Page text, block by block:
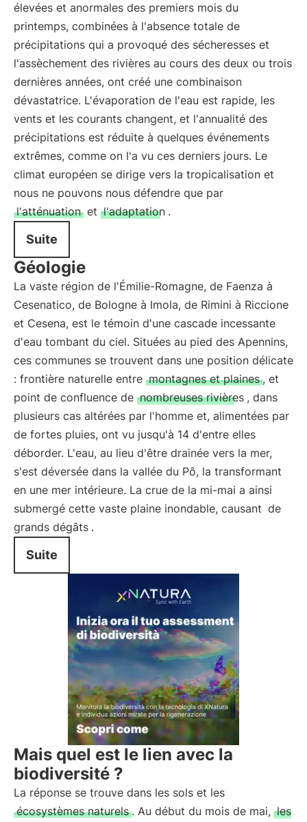
élevées et anormales des premiers mois du
printemps, combinées à l'absence totale de
précipitations qui a provoqué des sécheresses et
l'assèchement des rivières au cours des deux ou trois
dernières années, ont créé une combinaison
dévastatrice. L'évaporation de l'eau est rapide, les
vents et les courants changent, et l'annualité des
précipitations est réduite à quelques événements
extrêmes, comme on l'a vu ces derniers jours. Le
climat européen se dirige vers la tropicalisation et
nous ne pouvons nous défendre que par
l'atténuation et l'adaptation .
Suite
Géologie
La vaste région de l'Émilie-Romagne, de Faenza à
Cesenatico, de Bologne à Imola, de Rimini à Riccione
et Cesena, est le témoin d'une cascade incessante
d'eau tombant du ciel. Situées au pied des Apennins,
ces communes se trouvent dans une position délicate
: frontière naturelle entre montagnes et plaines , et
point de confluence de nombreuses rivières , dans
plusieurs cas altérées par l'homme et, alimentées par
de fortes pluies, ont vu jusqu'à 14 d'entre elles
déborder. L'eau, au lieu d'être drainée vers la mer,
s'est déversée dans la vallée du Pô, la transformant
en une mer intérieure. La crue de la mi-mai a ainsi
submergé cette vaste plaine inondable, causant de
grands dégâts .
Suite
Mais quel est le lien avec la
biodiversité ?
La réponse se trouve dans les sols et les
écosystèmes naturels . Au début du mois de mai, les